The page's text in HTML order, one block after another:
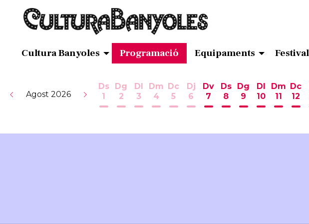
Cultura Banyoles Programació Equipaments
Agost 2026
Ds
1
Dissabte 1 d'agost
Dg
2
Diumenge 2 d'agost
Dl
3
Dilluns 3 d'agost
Dm
4
Dimarts 4 d'agost
Dc
5
Dimecres 5 d'agost
Dj
6
Dijous 6 d'agost
Dv
7
Divendres 7 d'agost
Ds
8
Dissabte 8 d'agost
Dg
9
Diumenge 9
Dl
10
Dilluns 10
Dm
11
Dc
12